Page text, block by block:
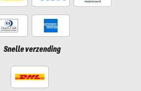
Snelle verzending